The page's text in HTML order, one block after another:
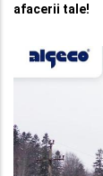
afacerii tale!